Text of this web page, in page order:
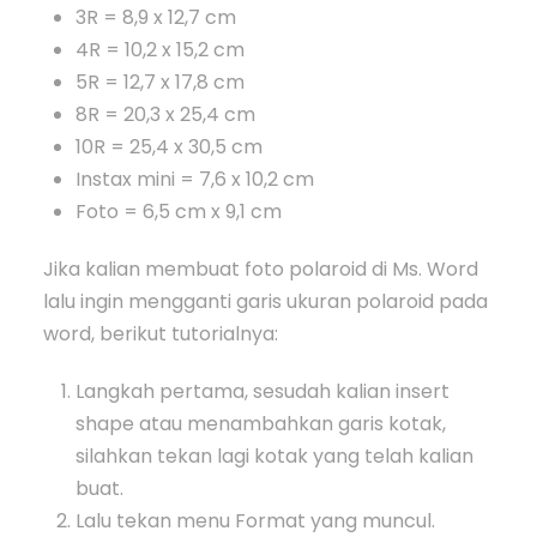
3R = 8,9 x 12,7 cm
4R = 10,2 x 15,2 cm
5R = 12,7 x 17,8 cm
8R = 20,3 x 25,4 cm
10R = 25,4 x 30,5 cm
Instax mini = 7,6 x 10,2 cm
Foto = 6,5 cm x 9,1 cm
Jika kalian membuat foto polaroid di Ms. Word
lalu ingin mengganti garis ukuran polaroid pada
word, berikut tutorialnya:
Langkah pertama, sesudah kalian insert
shape atau menambahkan garis kotak,
silahkan tekan lagi kotak yang telah kalian
buat.
Lalu tekan menu Format yang muncul.